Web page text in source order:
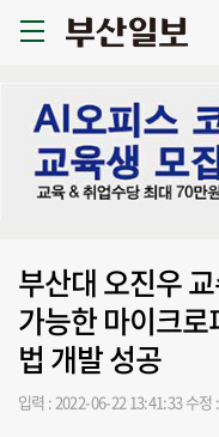
부산대 오진우
가능한 마이크
법 개발 성공
입력 : 2022-06-22 13:41:33수정